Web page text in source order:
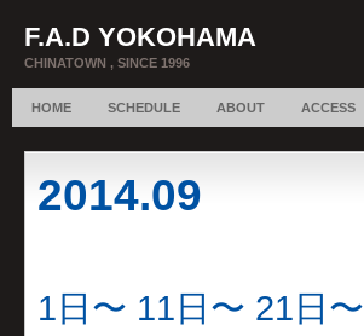
F.A.D YOKOHAMA
CHINATOWN , SINCE 1996
HOME SCHEDULE ABOUT ACCESS
2014.09
1日〜 11日〜 21日〜